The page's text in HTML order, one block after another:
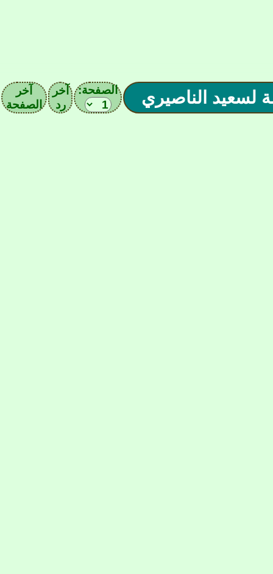
الصفحة:
آخر
رد
آخر
الصفحة